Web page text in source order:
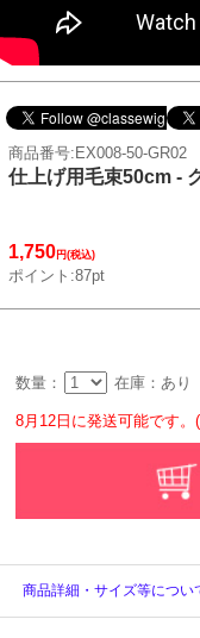
商品番号:EX008-50-GR02
仕上げ用毛束50cm -
1,750円(税込)
ポイント:87pt
数量： 在庫：あり
8月12日に発送可能です
商品詳細・サイズ等につい